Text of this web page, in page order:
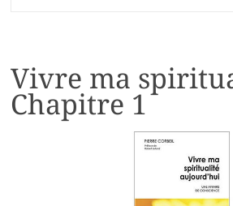
Vivre ma
Chapitre 1